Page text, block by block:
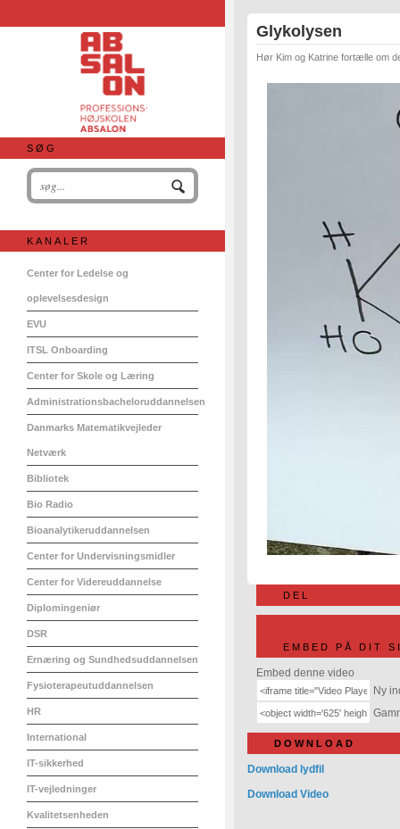
SØG
KANALER
Center for Ledelse og
oplevelsesdesign
EVU
ITSL Onboarding
Center for Skole og Læring
Administrationsbacheloruddannelsen
Danmarks Matematikvejleder
Netværk
Bibliotek
Bio Radio
Bioanalytikeruddannelsen
Center for Undervisningsmidler
Center for Videreuddannelse
Diplomingeniør
DSR
Ernæring og Sundhedsuddannelsen
Fysioterapeutuddannelsen
HR
International
IT-sikkerhed
IT-vejledninger
Kvalitetsenheden
Glykolysen
Hør Kim og Katrine fortælle om
DEL
EMBED PÅ DIT
Embed denne video
Ny
DOWNLOAD
Download lydfil
Download Video